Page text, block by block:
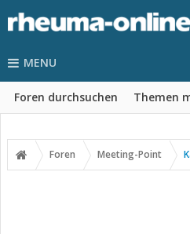
MENU
Foren durchsuchen Themen
Foren Meeting-Point